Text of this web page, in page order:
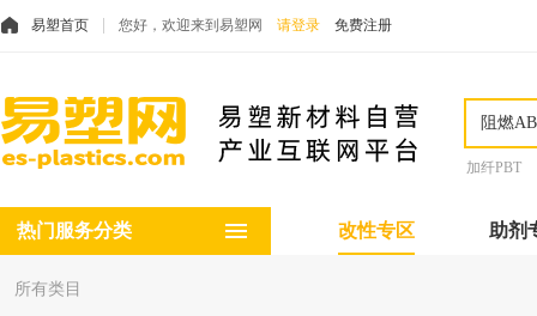
易塑首页 您好，欢迎来到易塑网 请登录 免费注册
加纤PBT
热门服务分类 改性专区 助剂
所有类目